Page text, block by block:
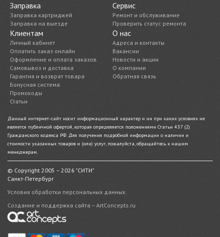
Заправка
Заправка картриджей
Заправка на выезде
Сервис
Ремонт и обслуживание
Проверить статус ремонта
Клиентам
Личный кабинет
Оплатить заказ онлайн
Оформление и оплата заказов
Самовывоз и доставка
Гарантия и возврат товара
Бонусная система
Промокоды
Статьи
О нас
Адреса и контакты
Вакансии
Новости и акции
О компании
Обратная связь
Данный интернет-сайт носит информационный характер и ни при каких условиях не
является публичной офертой, которая определяется положениями Статьи 437 (2)
Гражданского кодекса РФ. Для получения подробной информации о наличии и
стоимости указанных товаров и (или) услуг, пожалуйста, обращайтесь к нашим
менеджерам.
© Copyright 2005 – 2026 "СИТИ"
Санкт-Петербург
Условия обработки персональных данных.
Создание и поддержка сайта – ArtConcepts.ru